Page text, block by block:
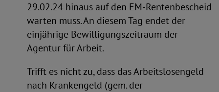
29.02.24 hinaus auf den EM-Rentenbescheid
warten muss. An diesem Tag endet der
einjährige Bewilligungszeitraum der
Agentur für Arbeit.
Trifft es nicht zu, dass das Arbeitslosengeld
nach Krankengeld (gem. der